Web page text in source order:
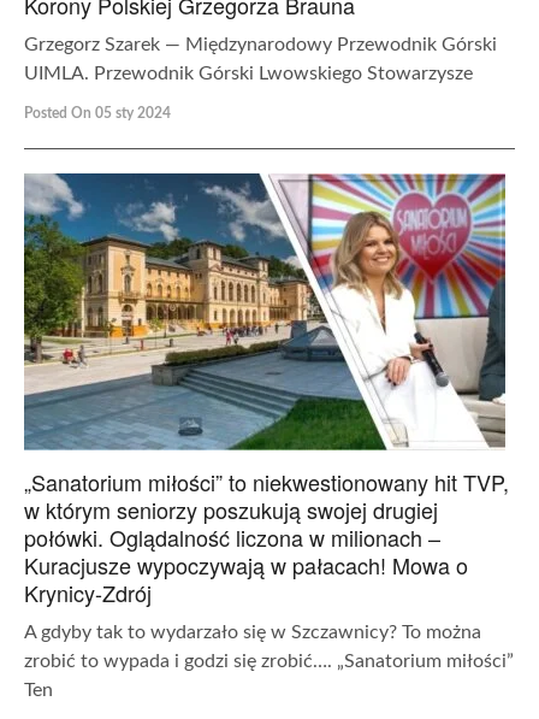
Grzegorz Szarek — Międzynarodowy Przewodnik Górski
UIMLA. Przewodnik Górski Lwowskiego Stowarzysze
Posted On 05 sty 2024
„Sanatorium miłości” to niekwestionowany hit TVP,
w którym seniorzy poszukują swojej drugiej
połówki. Oglądalność liczona w milionach –
Kuracjusze wypoczywają w pałacach! Mowa o
Krynicy-Zdrój
A gdyby tak to wydarzało się w Szczawnicy? To można
zrobić to wypada i godzi się zrobić…. „Sanatorium miłości”
Ten